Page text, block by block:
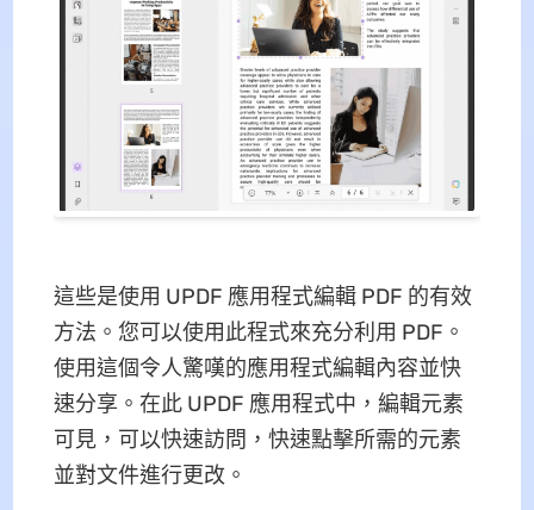
這些是使用 UPDF 應用程式編輯 PDF 的有效
方法。您可以使用此程式來充分利用 PDF。
使用這個令人驚嘆的應用程式編輯內容並快
速分享。在此 UPDF 應用程式中，編輯元素
可見，可以快速訪問，快速點擊所需的元素
並對文件進行更改。